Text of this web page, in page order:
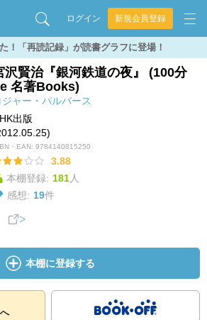
ログイン 新規会員登録
！「再読記録」が読書グラフに登場！
沢賢治『銀河鉄道の夜』 (100分
名著Books)
ジャー・パルバース
出版
・EAN: 9784140815250
3.88
本棚登録: 181人
感想: 19件
本棚に登録する